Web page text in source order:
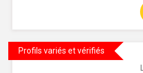
Profils variés et vérifiés